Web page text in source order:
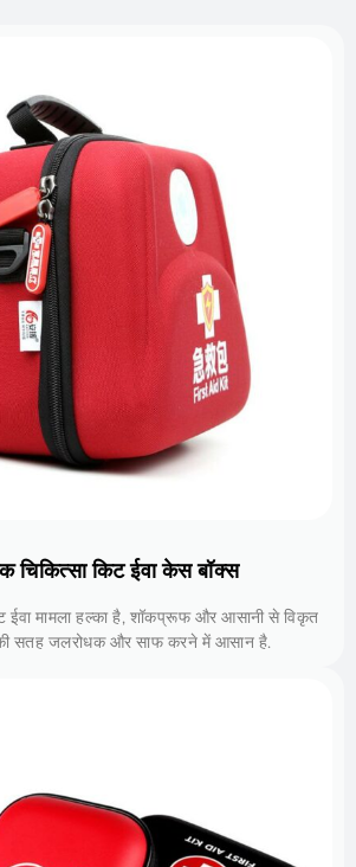
चिकित्सा किट ईवा केस बॉक्स
ईवा मामला हल्का है, शॉकप्रूफ और आसानी से विकृत
सतह जलरोधक और साफ करने में आसान है.